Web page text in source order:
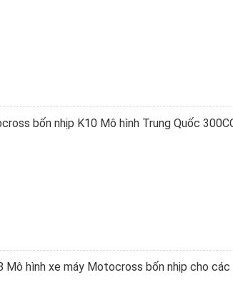
bốn nhịp K10 Mô hình Trung Quốc
Mô hình xe máy Motocross bốn nhịp cho